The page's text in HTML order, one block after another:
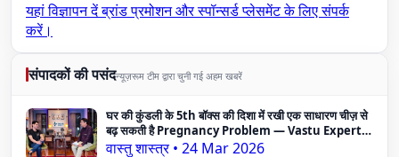
यहां विज्ञापन देंब्रांड प्रमोशन और स्पॉन्सर्ड प्लेसमेंट के लिए संपर्क
करें।
संपादकों की पसंदन्यूज़रूम टीम द्वारा चुनी गई अहम खबरें
घर की कुंडली के 5th बॉक्स की दिशा में रखी एक साधारण चीज़ से
बढ़ सकती है Pregnancy Problem — Vastu Expert
का दावा
वास्तु शास्त्र • 24 Mar 2026